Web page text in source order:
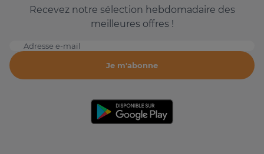
Recevez notre sélection hebdomadaire des
meilleures offres !
Adresse e-mail
Je m'abonne